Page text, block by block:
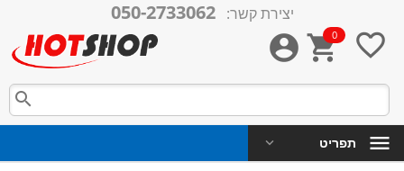
יצירת קשר: 050-2733062

0



תפריט